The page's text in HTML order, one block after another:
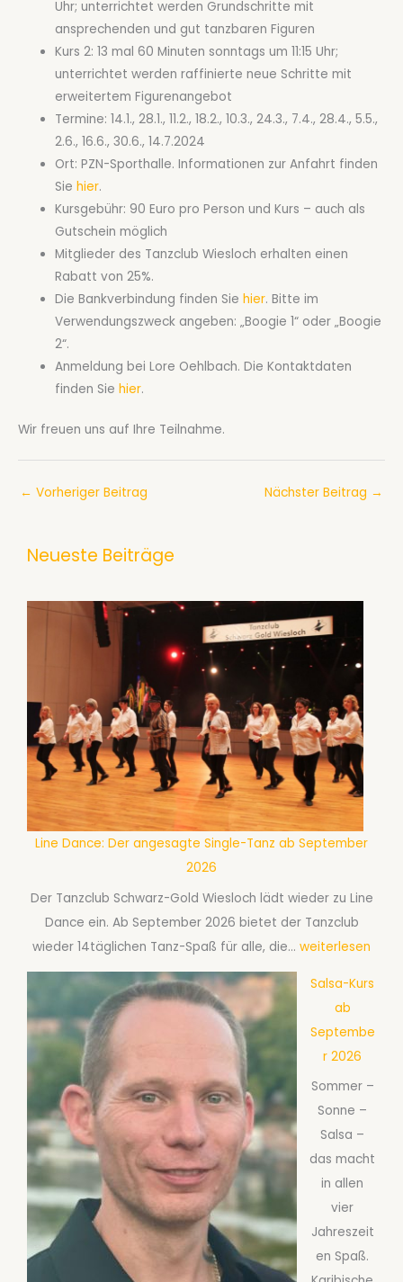
Uhr; unterrichtet werden Grundschritte mit
ansprechenden und gut tanzbaren Figuren
Kurs 2: 13 mal 60 Minuten sonntags um 11:15 Uhr;
unterrichtet werden raffinierte neue Schritte mit
erweitertem Figurenangebot
Termine: 14.1., 28.1., 11.2., 18.2., 10.3., 24.3., 7.4., 28.4., 5.5.,
2.6., 16.6., 30.6., 14.7.2024
Ort: PZN-Sporthalle. Informationen zur Anfahrt finden
Siehier.
Kursgebühr: 90 Euro pro Person und Kurs – auch als
Gutschein möglich
Mitglieder des Tanzclub Wiesloch erhalten einen
Rabatt von 25%.
Die Bankverbindung finden Siehier. Bitte im
Verwendungszweck angeben: „Boogie 1“ oder „Boogie
2“.
Anmeldung bei Lore Oehlbach. Die Kontaktdaten
finden Siehier.
Wir freuen uns auf Ihre Teilnahme.
← Vorheriger Beitrag Nächster Beitrag →
Neueste Beiträge
Line Dance: Der angesagte Single-Tanz ab September
2026
Der Tanzclub Schwarz-Gold Wiesloch lädt wieder zu Line
Dance ein. Ab September 2026 bietet der Tanzclub
wieder 14täglichen Tanz-Spaß für alle, die… L
weiterlesen
Salsa-Kurs
ab
Septembe
r 2026
Sommer –
Sonne –
Salsa –
das macht
in allen
vier
Jahreszeit
en Spaß.